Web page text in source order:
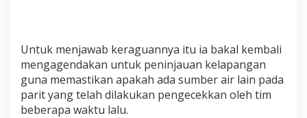
Untuk menjawab keraguannya itu ia bakal kembali
mengagendakan untuk peninjauan kelapangan
guna memastikan apakah ada sumber air lain pada
parit yang telah dilakukan pengecekkan oleh tim
beberapa waktu lalu.